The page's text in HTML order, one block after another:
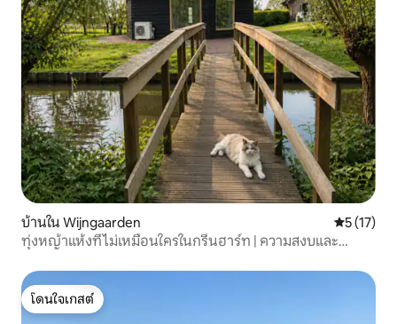
บ้านใน Wijngaarden คะแนนเฉลี่
5 (17)
ทุ่งหญ้าแห้งที่ไม่เหมือนใครในกรีนฮาร์ท | ความสงบและ
โดนใจเกสต์
โดนใจเกสต์